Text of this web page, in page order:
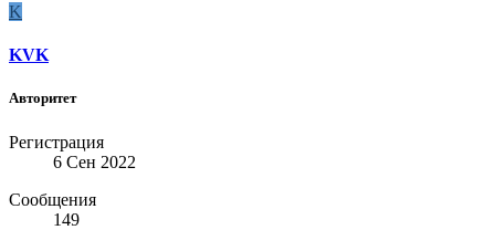
K
KVK
Авторитет
Регистрация
6 Сен 2022
Сообщения
149